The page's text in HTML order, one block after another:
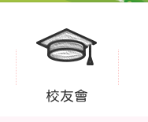
校友會